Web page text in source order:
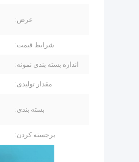
عرض:
شرایط قیمت:
اندازه بسته بندی نمونه:
مقدار تولیدی:
بسته بندی:
برجسته کردن: